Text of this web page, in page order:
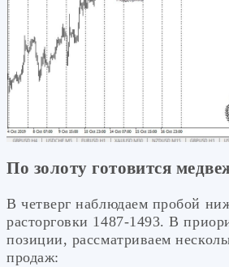
По золоту готовится
В четверг наблюдаем пробой
расторговки 1487-1493. В
позиции, рассматриваем
продаж: